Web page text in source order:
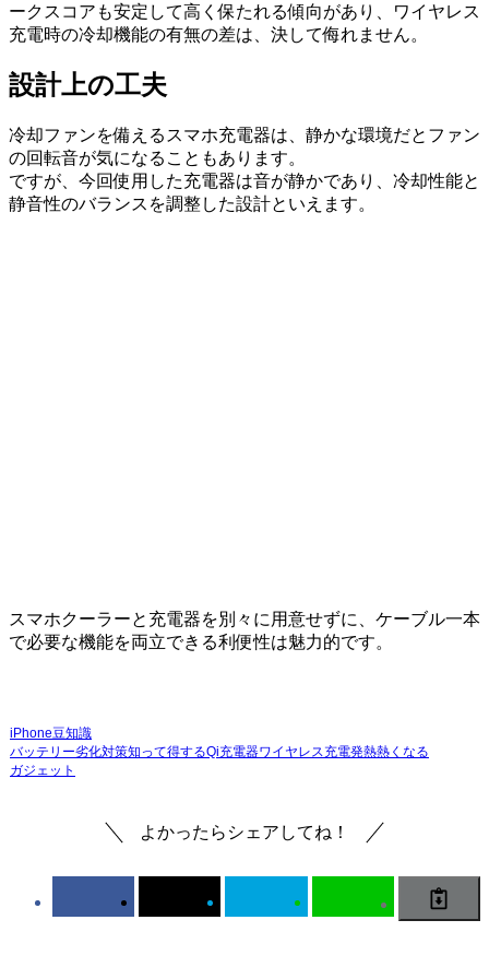
ークスコアも安定して高く保たれる傾向があり、ワイヤレス
充電時の冷却機能の有無の差は、決して侮れません。
設計上の工夫
冷却ファンを備えるスマホ充電器は、静かな環境だとファン
の回転音が気になることもあります。
ですが、今回使用した充電器は音が静かであり、冷却性能と
静音性のバランスを調整した設計といえます。
スマホクーラーと充電器を別々に用意せずに、ケーブル一本
で必要な機能を両立できる利便性は魅力的です。
iPhone豆知識
バッテリー劣化対策知って得するQi充電器ワイヤレス充電発熱熱くなる
ガジェット
よかったらシェアしてね！